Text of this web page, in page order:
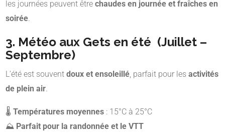
les journées peuvent être chaudes en journée et fraîches en
soirée
3. Météo aux Gets en été (Juillet –
Septembre)
L’été est souvent doux et ensoleillé , parfait pour les activités
de plein air
🌡 Températures moyennes : 15°C à 25°C
⛰ Parfait pour la randonnée et le VTT